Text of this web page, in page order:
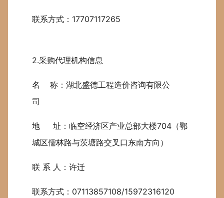
联系方式：17707117265
2.采购代理机构信息
名 称：湖北盛德工程造价咨询有限公
司
地 址：临空经济区产业总部大楼704（鄂
城区儒林路与茨塘路交叉口东南方向）
联 系 人：许迁
联系方式：07113857108/15972316120